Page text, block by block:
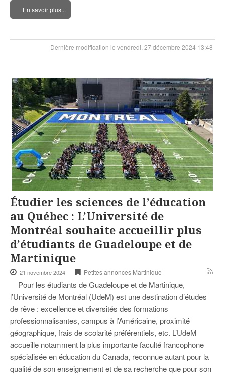
En savoir plus...
Dernière modification le vendredi, 27 décembre 2024 13:48
Étudier les sciences de l’éducation
au Québec : L’Université de
Montréal souhaite accueillir plus
d’étudiants de Guadeloupe et de
Martinique
21 novembre 2024 Petites annonces Martinique
Pour les étudiants de Guadeloupe et de Martinique,
l’Université de Montréal (UdeM) est une destination d’études
de rêve : excellence et diversités des formations
professionnalisantes, campus à l’Américaine, proximité
géographique, frais de scolarité préférentiels, etc. L’UdeM
accueille notamment la plus importante faculté francophone
spécialisée en éducation du Canada, reconnue autant pour la
qualité de son enseignement et de sa recherche que pour son